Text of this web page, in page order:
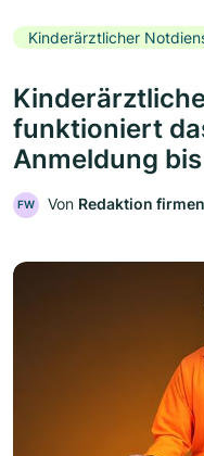
Kinderärztlicher
funktioniert
Anmeldung
FW Von Redaktion